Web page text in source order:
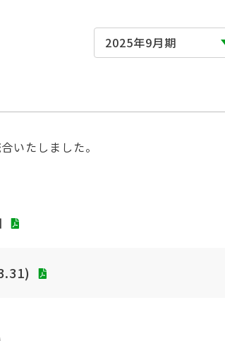
2025年9月期
いたしました。